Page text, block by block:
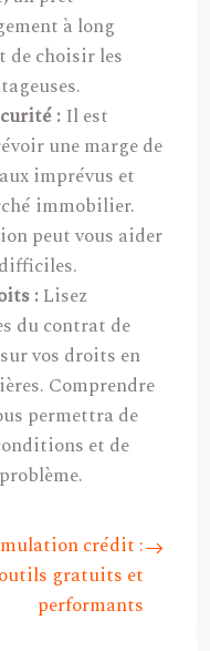
à long
choisir les
: Il est
une marge de
imprévus et
immobilier.
peut vous aider
: Lisez
du contrat de
vos droits en
Comprendre
permettra de
et de
crédit :
outils gratuits et
performants